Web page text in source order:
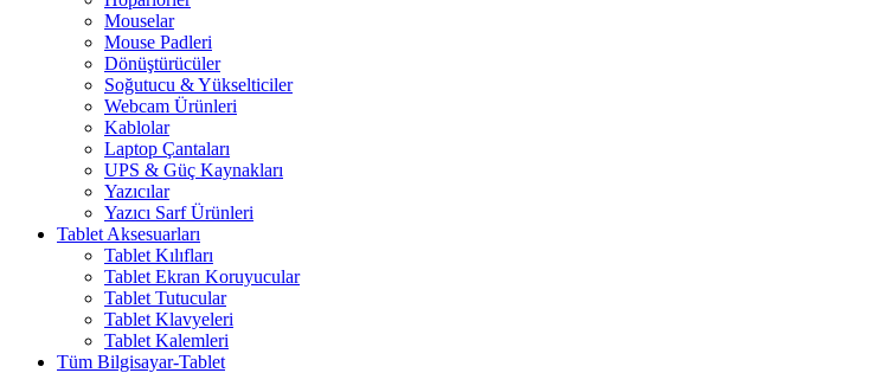
Mouselar
Mouse Padleri
Dönüştürücüler
Soğutucu & Yükselticiler
Webcam Ürünleri
Kablolar
Laptop Çantaları
UPS & Güç Kaynakları
Yazıcılar
Yazıcı Sarf Ürünleri
Tablet Aksesuarları
Tablet Kılıfları
Tablet Ekran Koruyucular
Tablet Tutucular
Tablet Klavyeleri
Tablet Kalemleri
Tüm Bilgisayar-Tablet